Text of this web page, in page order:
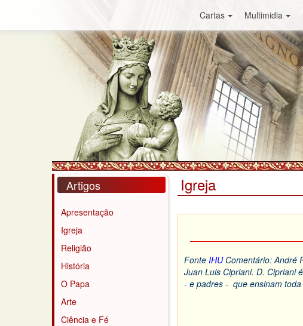
Cartas Multimidia
Artigos
Apresentação
Igreja
Religião
História
O Papa
Arte
Ciência e Fé
Igreja
Fonte IHU Comentário: André
Juan Luis Cipriani. D. Cipriani
- e padres - que ensinam